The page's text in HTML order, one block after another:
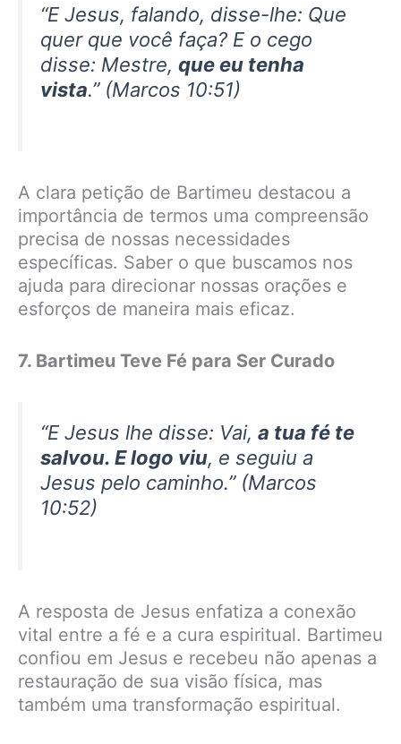
“E Jesus, falando, disse-lhe: Que
quer que você faça? E o cego
disse: Mestre, que eu tenha
vista.” (Marcos 10:51)
A clara petição de Bartimeu destacou a
importância de termos uma compreensão
precisa de nossas necessidades
específicas. Saber o que buscamos nos
ajuda para direcionar nossas orações e
esforços de maneira mais eficaz.
7. Bartimeu Teve Fé para Ser Curado
“E Jesus lhe disse: Vai, a tua fé te
salvou. E logo viu, e seguiu a
Jesus pelo caminho.” (Marcos
10:52)
A resposta de Jesus enfatiza a conexão
vital entre a fé e a cura espiritual. Bartimeu
confiou em Jesus e recebeu não apenas a
restauração de sua visão física, mas
também uma transformação espiritual.